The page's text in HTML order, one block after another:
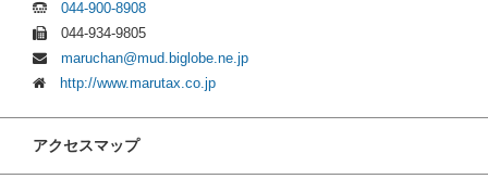
044-900-8908
044-934-9805
maruchan@mud.biglobe.ne.jp
http://www.marutax.co.jp
アクセスマップ